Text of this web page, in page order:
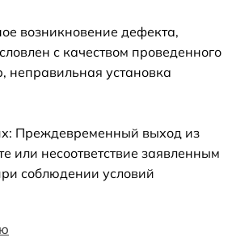
возникновение дефекта,
с качеством проведенного
неправильная установка
Преждевременный выход из
или несоответствие заявленным
соблюдении условий